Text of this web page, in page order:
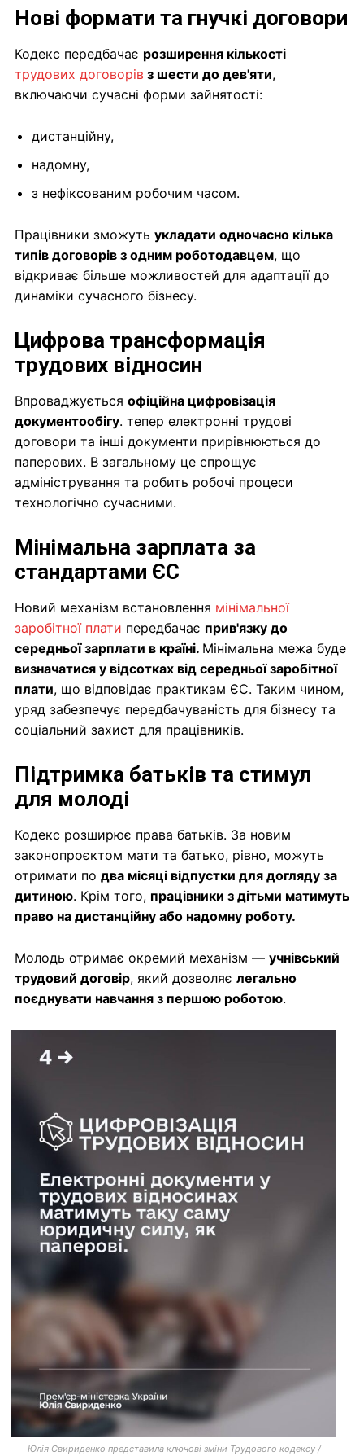
Нові формати та гнучкі договори
Кодекс передбачає розширення кількості
трудових договорів з шести до дев'яти,
включаючи сучасні форми зайнятості:
дистанційну,
надомну,
з нефіксованим робочим часом.
Працівники зможуть укладати одночасно кілька
типів договорів з одним роботодавцем, що
відкриває більше можливостей для адаптації до
динаміки сучасного бізнесу.
Цифрова трансформація
трудових відносин
Впроваджується офіційна цифровізація
документообігу. тепер електронні трудові
договори та інші документи прирівнюються до
паперових. В загальному це спрощує
адміністрування та робить робочі процеси
технологічно сучасними.
Мінімальна зарплата за
стандартами ЄС
Новий механізм встановлення мінімальної
заробітної плати передбачає прив'язку до
середньої зарплати в країні. Мінімальна межа буде
визначатися у відсотках від середньої заробітної
плати, що відповідає практикам ЄС. Таким чином,
уряд забезпечує передбачуваність для бізнесу та
соціальний захист для працівників.
Підтримка батьків та стимул
для молоді
Кодекс розширює права батьків. За новим
законопроєктом мати та батько, рівно, можуть
отримати по два місяці відпустки для догляду за
дитиною. Крім того, працівники з дітьми матимуть
право на дистанційну або надомну роботу.
Молодь отримає окремий механізм — учнівський
трудовий договір, який дозволяє легально
поєднувати навчання з першою роботою.
Юлія Свириденко представила ключові зміни Трудового кодексу /